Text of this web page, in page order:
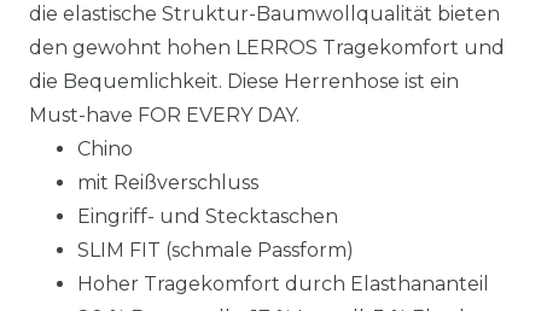
die elastische Struktur-Baumwollqualität bieten
den gewohnt hohen LERROS Tragekomfort und
die Bequemlichkeit. Diese Herrenhose ist ein
Must-have FOR EVERY DAY.
Chino
mit Reißverschluss
Eingriff- und Stecktaschen
SLIM FIT (schmale Passform)
Hoher Tragekomfort durch Elasthananteil